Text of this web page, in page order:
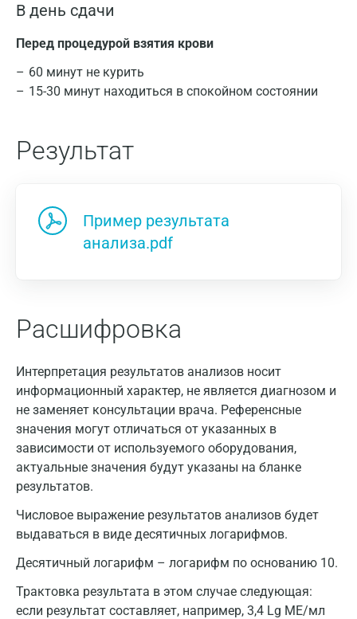
В день сдачи
Перед процедурой взятия крови
60 минут не курить
15-30 минут находиться в спокойном состоянии
Результат
Пример результата
анализа.pdf
Расшифровка
Интерпретация результатов анализов носит
информационный характер, не является диагнозом и
не заменяет консультации врача. Референсные
значения могут отличаться от указанных в
зависимости от используемого оборудования,
актуальные значения будут указаны на бланке
результатов.
Числовое выражение результатов анализов будет
выдаваться в виде десятичных логарифмов.
Десятичный логарифм – логарифм по основанию 10.
Трактовка результата в этом случае следующая:
если результат составляет, например, 3,4 Lg МЕ/мл